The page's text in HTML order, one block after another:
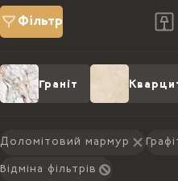
Фільтр
Граніт
Доломітовий мармур
Відміна фільтрів